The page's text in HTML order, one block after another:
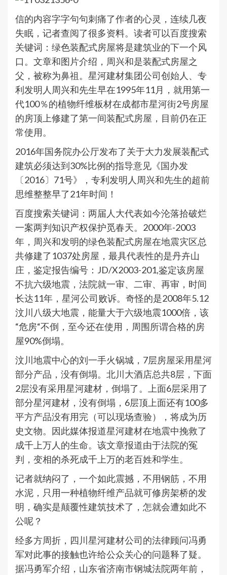
信的内容字字句句刺痛了作者的心灵，连续几夜
失眠，记者查阅了很多资料。读者可以百度搜索
关键词：绿色装配式房屋将是建筑业的下一个风
口。文章和图片介绍，周兴和是装配式房屋之
父，被称为鼻祖。星河建材集团公司创始人、专
利发明人周兴和先生早在1995年11月，就用第一
代100％的植物纤维板材在成都市星河街2号房屋
的房顶上修建了第一间装配式房屋，目前仍在正
常使用。
2016年国务院办公厅发布了关于大力发展装配式
建筑必须达到30%比例的指导意见《国办发
〔2016〕71号》，专利发明人周兴和先生的超前
思维整整早了21年时间！
百度搜索关键词：两届人大代表如今沦落拾破烂
一案两判知识产权保护觅春天。2000年-2003
年，周兴和发明的绿色装配式房屋在地震灾区总
共修建了1037处房屋，最具代表性的是丹卉山
庄，鉴定报告编号：JD/X2003-201,鉴定该房屋
不抗六级地震，法院就一审、二审、再审，时间
长达11年，星河公司败诉。奇怪的是2008年5.12
汶川八级大地震，能量大于六级地震1000倍，该
“危房“不倒，至今还在使用，周围所谓合格的房
屋90%倒塌。
汶川地震中心的刘一手火锅城，7层房屋采用星河
部分产品，没有倒塌。北川大酒店总共8层，下面
2层没有采用星河建材，倒塌了。上面6层采用了
部分星河建材，没有倒塌，6层顶上面还有100多
平方产品没有用完（可以现场查验），将成为历
史文物。因此媒体报道星河建材在地震中挽救了
成千上万人的生命。该文章报道由于法院的冤
判，变相的杀死成千上万的老百姓和学生。
记者就纳闷了，一个如此震撼，不用钢筋，不用
水泥，只用一种植物纤维产品就可修房架桥的发
明，确实是颠覆性建筑技术了，怎就会遭如此不
公呢？
经多方周折，四川星河建材公司的法律顾问冯勇
军对此事的接触也许给公众关心的问题释了疑。
据冯勇军介绍，山东省济南市钢城法院两年前，